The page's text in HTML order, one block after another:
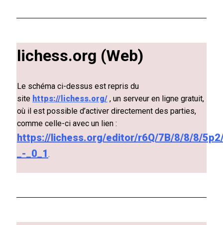
lichess.org (Web)
Le schéma ci-dessus est repris du
site https://lichess.org/ , un serveur en ligne gratuit,
où il est possible d’activer directement des parties,
comme celle-ci avec un lien :
https://lichess.org/editor/r6Q/7B/8/8/8/
_-_0_1 .